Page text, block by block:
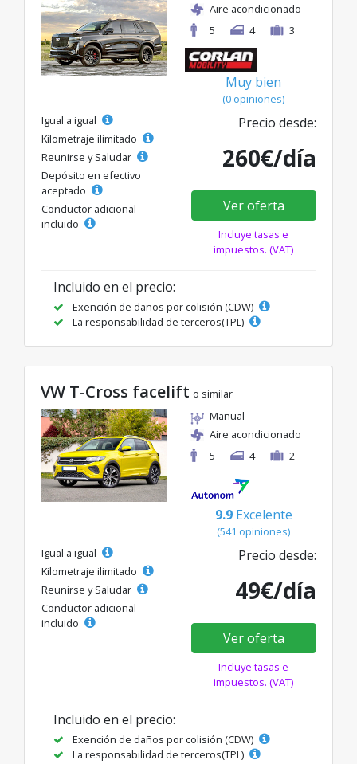
Aire acondicionado
5
4 3
Muy bien
(0 opiniones)
Igual a igual
Kilometraje ilimitado
Reunirse y Saludar
Depósito en efectivo
aceptado
Conductor adicional
incluido
Precio desde:
260€/día
Ver oferta
Incluye tasas e
impuestos. (VAT)
Incluido en el precio:
Exención de daños por colisión (CDW)
La responsabilidad de terceros(TPL)
VW T-Cross facelift o similar
Manual
Aire acondicionado
5
4 2
9.9 Excelente
(541 opiniones)
Igual a igual
Kilometraje ilimitado
Reunirse y Saludar
Conductor adicional
incluido
Precio desde:
49€/día
Ver oferta
Incluye tasas e
impuestos. (VAT)
Incluido en el precio:
Exención de daños por colisión (CDW)
La responsabilidad de terceros(TPL)